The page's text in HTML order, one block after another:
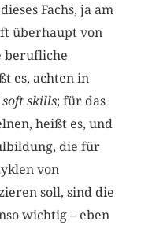
Fachs, ja am
überhaupt von
berufliche
es, achten in
soft skills; für das
heißt es, und
die für
von
soll, sind die
wichtig – eben